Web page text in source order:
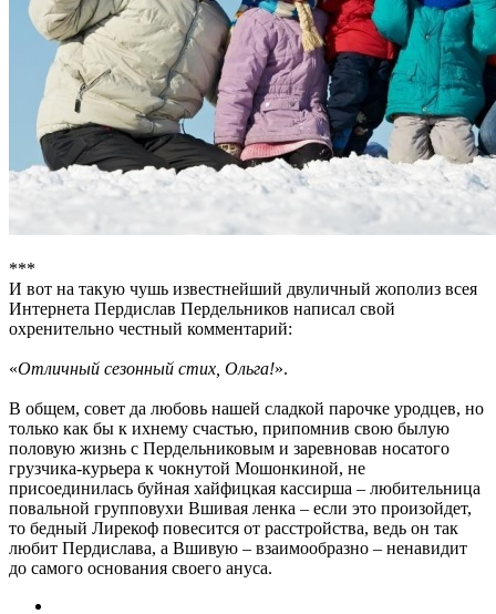
***
И вот на такую чушь известнейший двуличный жополиз всея
Интернета Пердислав Пердельников написал свой
охренительно честный комментарий:
«Отличный сезонный стих, Ольга!».
В общем, совет да любовь нашей сладкой парочке уродцев, но
только как бы к ихнему счастью, припомнив свою былую
половую жизнь с Пердельниковым и заревновав носатого
грузчика-курьера к чокнутой Мошонкиной, не
присоединилась буйная хайфицкая кассирша – любительница
повальной групповухи Вшивая ленка – если это произойдет,
то бедный Лирекоф повесится от расстройства, ведь он так
любит Пердислава, а Вшивую – взаимообразно – ненавидит
до самого основания своего ануса.